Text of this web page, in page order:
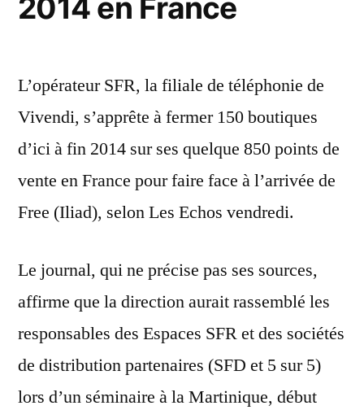
2014 en France
L’opérateur SFR, la filiale de téléphonie de
Vivendi, s’apprête à fermer 150 boutiques
d’ici à fin 2014 sur ses quelque 850 points de
vente en France pour faire face à l’arrivée de
Free (Iliad), selon Les Echos vendredi.
Le journal, qui ne précise pas ses sources,
affirme que la direction aurait rassemblé les
responsables des Espaces SFR et des sociétés
de distribution partenaires (SFD et 5 sur 5)
lors d’un séminaire à la Martinique, début